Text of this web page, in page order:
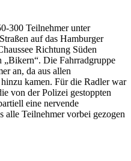
300 Teilnehmer unter
auf das Hamburger
Richtung Süden
„Bikern“. Die Fahrradgruppe
an, da aus allen
kamen. Für die Radler war
von der Polizei gestoppten
eine nervende
alle Teilnehmer vorbei gezogen